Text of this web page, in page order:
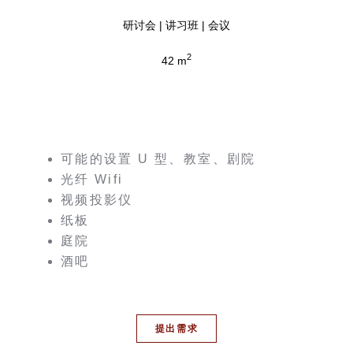
研讨会 | 讲习班 | 会议
42 m2
可能的设置 U 型、教室、剧院
光纤 Wifi
视频投影仪
纸板
庭院
酒吧
提出需求